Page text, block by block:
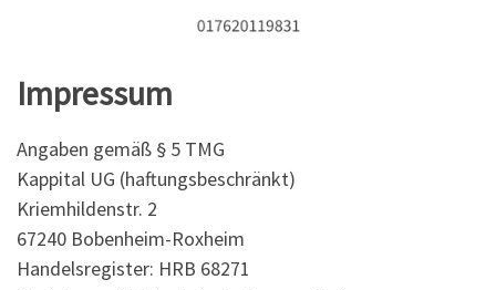
Impressum
Angaben gemäß § 5 TMG
Kappital UG (haftungsbeschränkt)
Kriemhildenstr. 2
67240 Bobenheim-Roxheim
Handelsregister: HRB 68271